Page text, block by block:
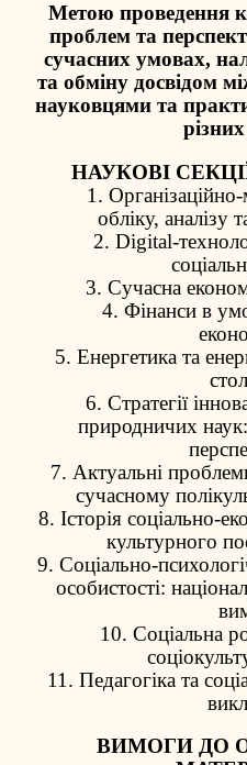
Метою проведення
проблем та
сучасних умовах,
та обміну досвідом
науковцями та
НАУКОВІ
1.
обліку, аналізу
2. Digital-
3. Сучасна
4. Фінанси в
5. Енергетика та
6. Стратегії
природничих
7. Актуальні
сучасному
8. Історія соціально-
культурного
9. Соціально-
особистості:
10. Соціальна
11. Педагогіка та
ВИМОГИ ДО